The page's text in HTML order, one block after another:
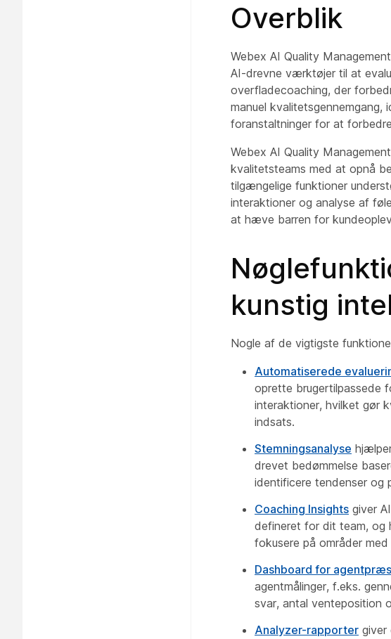
Overblik
Webex AI Quality
AI-drevne værktøjer til at
overfladecoaching, der
manuel
foranstaltninger for at
Webex AI Quality
kvalitetsteams med at opnå
tilgængelige funktioner
interaktioner og analyse af
at hæve barren for
kunstig
Nogle af de vigtigste
Automatiserede
oprette brugertilpassede
interaktioner, hvilket gør
indsats.
Stemningsanalyse
drevet bedømmelse
identificere tendenser og
Coaching Insights giver
defineret for dit team, og
fokusere på områder
Dashboard for
agentmålinger, f.eks.
svar, antal venteposition
Analyzer-rapporter giver